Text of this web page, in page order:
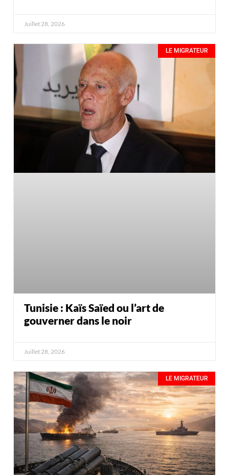
Juillet 28, 2026
LE MIGRATEUR
Tunisie : Kaïs Saïed ou l’art de
gouverner dans le noir
Juillet 28, 2026
LE MIGRATEUR